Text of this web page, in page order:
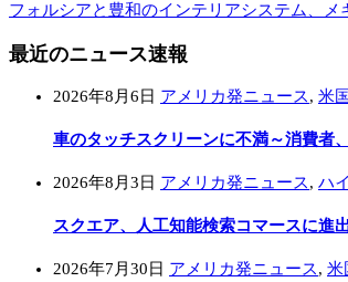
フォルシアと豊和のインテリアシステム、メ
最近のニュース速報
2026年8月6日 アメリカ発ニュース, 米
車のタッチスクリーンに不満～消費者
2026年8月3日 アメリカ発ニュース, ハ
スクエア、人工知能検索コマースに進
2026年7月30日 アメリカ発ニュース, 米